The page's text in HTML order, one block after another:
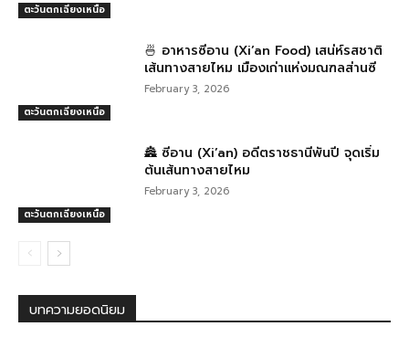
ตะวันตกเฉียงเหนือ
ตะวันตกเฉียงเหนือ
🍜 อาหารซีอาน (Xi’an Food) เสน่ห์รสชาติ
เส้นทางสายไหม เมืองเก่าแห่งมณฑลส่านซี
February 3, 2026
ตะวันตกเฉียงเหนือ
🏯 ซีอาน (Xi’an) อดีตราชธานีพันปี จุดเริ่ม
ต้นเส้นทางสายไหม
February 3, 2026
บทความยอดนิยม